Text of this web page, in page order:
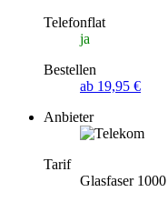
Telefonflat
ja
Bestellen
ab 19,95 €
Anbieter
Tarif
Glasfaser